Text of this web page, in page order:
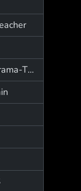
👉 藝文票券轉售 Drama-Ticket